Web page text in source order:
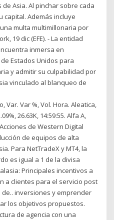
Asia. Al pinchar sobre cada
capital. Además incluye
multa multimillonaria por
19 dic (EFE). - La entidad
inmersa en
Estados Unidos para
y admitir su culpabilidad por
vinculado al blanqueo de
Var. Var %, Vol. Hora. Aleatica,
26.63K, 14:59:55. Alfa A,
de Western Digital
de equipos de alta
Para NetTradeX y MT4, la
es igual a 1 de la divisa
Principales incentivos a
a clientes para el servicio post
inversiones y emprender
los objetivos propuestos.
de agencia con una